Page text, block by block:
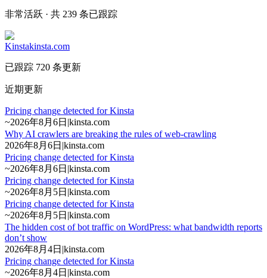
非常活跃 · 共 239 条已跟踪
Kinstakinsta.com
已跟踪 720 条更新
近期更新
Pricing change detected for Kinsta
~2026年8月6日 |kinsta.com
Why AI crawlers are breaking the rules of web-crawling
2026年8月6日 |kinsta.com
Pricing change detected for Kinsta
~2026年8月6日 |kinsta.com
Pricing change detected for Kinsta
~2026年8月5日 |kinsta.com
Pricing change detected for Kinsta
~2026年8月5日 |kinsta.com
The hidden cost of bot traffic on WordPress: what bandwidth reports
don’t show
2026年8月4日 |kinsta.com
Pricing change detected for Kinsta
~2026年8月4日 |kinsta.com